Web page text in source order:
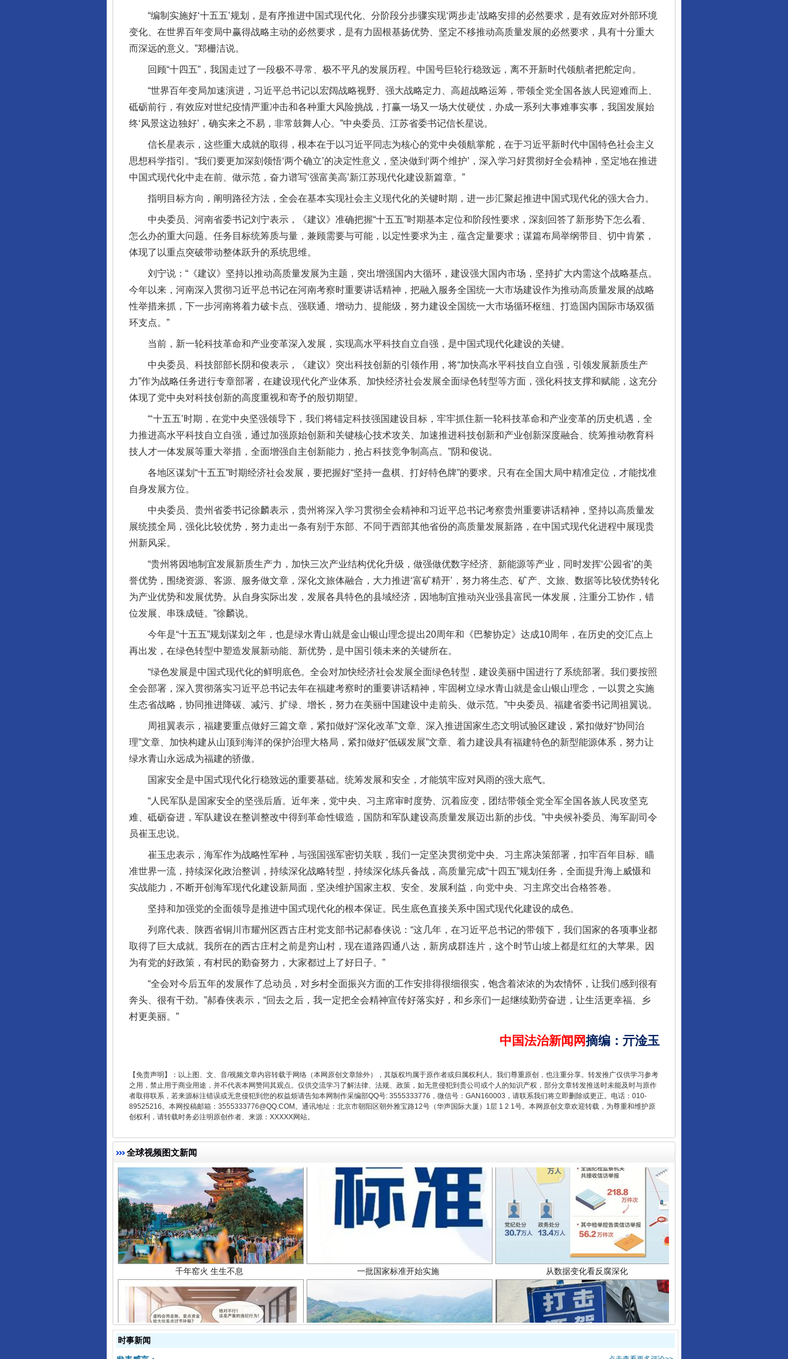
“编制实施好‘十五五’规划，是有序推进中国式现代化、分阶段分步骤实现‘两步走’战略安排的必然要求，是有效应对外部环境
变化、在世界百年变局中赢得战略主动的必然要求，是有力固根基扬优势、坚定不移推动高质量发展的必然要求，具有十分重大
而深远的意义。”郑栅洁说。
回顾“十四五”，我国走过了一段极不寻常、极不平凡的发展历程。中国号巨轮行稳致远，离不开新时代领航者把舵定向。
“世界百年变局加速演进，习近平总书记以宏阔战略视野、强大战略定力、高超战略运筹，带领全党全国各族人民迎难而上、
砥砺前行，有效应对世纪疫情严重冲击和各种重大风险挑战，打赢一场又一场大仗硬仗，办成一系列大事难事实事，我国发展始
终‘风景这边独好’，确实来之不易，非常鼓舞人心。”中央委员、江苏省委书记信长星说。
信长星表示，这些重大成就的取得，根本在于以习近平同志为核心的党中央领航掌舵，在于习近平新时代中国特色社会主义
思想科学指引。“我们要更加深刻领悟‘两个确立’的决定性意义，坚决做到‘两个维护’，深入学习好贯彻好全会精神，坚定地在推进
中国式现代化中走在前、做示范，奋力谱写‘强富美高’新江苏现代化建设新篇章。”
指明目标方向，阐明路径方法，全会在基本实现社会主义现代化的关键时期，进一步汇聚起推进中国式现代化的强大合力。
中央委员、河南省委书记刘宁表示，《建议》准确把握“十五五”时期基本定位和阶段性要求，深刻回答了新形势下怎么看、
怎么办的重大问题。任务目标统筹质与量，兼顾需要与可能，以定性要求为主，蕴含定量要求；谋篇布局举纲带目、切中肯綮，
体现了以重点突破带动整体跃升的系统思维。
刘宁说：“《建议》坚持以推动高质量发展为主题，突出增强国内大循环，建设强大国内市场，坚持扩大内需这个战略基点。
今年以来，河南深入贯彻习近平总书记在河南考察时重要讲话精神，把融入服务全国统一大市场建设作为推动高质量发展的战略
性举措来抓，下一步河南将着力破卡点、强联通、增动力、提能级，努力建设全国统一大市场循环枢纽、打造国内国际市场双循
环支点。”
当前，新一轮科技革命和产业变革深入发展，实现高水平科技自立自强，是中国式现代化建设的关键。
中央委员、科技部部长阴和俊表示，《建议》突出科技创新的引领作用，将“加快高水平科技自立自强，引领发展新质生产
力”作为战略任务进行专章部署，在建设现代化产业体系、加快经济社会发展全面绿色转型等方面，强化科技支撑和赋能，这充分
体现了党中央对科技创新的高度重视和寄予的殷切期望。
“‘十五五’时期，在党中央坚强领导下，我们将锚定科技强国建设目标，牢牢抓住新一轮科技革命和产业变革的历史机遇，全
力推进高水平科技自立自强，通过加强原始创新和关键核心技术攻关、加速推进科技创新和产业创新深度融合、统筹推动教育科
技人才一体发展等重大举措，全面增强自主创新能力，抢占科技竞争制高点。”阴和俊说。
各地区谋划“十五五”时期经济社会发展，要把握好“坚持一盘棋、打好特色牌”的要求。只有在全国大局中精准定位，才能找准
自身发展方位。
中央委员、贵州省委书记徐麟表示，贵州将深入学习贯彻全会精神和习近平总书记考察贵州重要讲话精神，坚持以高质量发
展统揽全局，强化比较优势，努力走出一条有别于东部、不同于西部其他省份的高质量发展新路，在中国式现代化进程中展现贵
州新风采。
“贵州将因地制宜发展新质生产力，加快三次产业结构优化升级，做强做优数字经济、新能源等产业，同时发挥‘公园省’的美
誉优势，围绕资源、客源、服务做文章，深化文旅体融合，大力推进‘富矿精开’，努力将生态、矿产、文旅、数据等比较优势转化
为产业优势和发展优势。从自身实际出发，发展各具特色的县域经济，因地制宜推动兴业强县富民一体发展，注重分工协作，错
位发展、串珠成链。”徐麟说。
今年是“十五五”规划谋划之年，也是绿水青山就是金山银山理念提出20周年和《巴黎协定》达成10周年，在历史的交汇点上
再出发，在绿色转型中塑造发展新动能、新优势，是中国引领未来的关键所在。
“绿色发展是中国式现代化的鲜明底色。全会对加快经济社会发展全面绿色转型，建设美丽中国进行了系统部署。我们要按照
全会部署，深入贯彻落实习近平总书记去年在福建考察时的重要讲话精神，牢固树立绿水青山就是金山银山理念，一以贯之实施
生态省战略，协同推进降碳、减污、扩绿、增长，努力在美丽中国建设中走前头、做示范。”中央委员、福建省委书记周祖翼说。
周祖翼表示，福建要重点做好三篇文章，紧扣做好“深化改革”文章、深入推进国家生态文明试验区建设，紧扣做好“协同治
理”文章、加快构建从山顶到海洋的保护治理大格局，紧扣做好“低碳发展”文章、着力建设具有福建特色的新型能源体系，努力让
绿水青山永远成为福建的骄傲。
国家安全是中国式现代化行稳致远的重要基础。统筹发展和安全，才能筑牢应对风雨的强大底气。
“人民军队是国家安全的坚强后盾。近年来，党中央、习主席审时度势、沉着应变，团结带领全党全军全国各族人民攻坚克
难、砥砺奋进，军队建设在整训整改中得到革命性锻造，国防和军队建设高质量发展迈出新的步伐。”中央候补委员、海军副司令
员崔玉忠说。
崔玉忠表示，海军作为战略性军种，与强国强军密切关联，我们一定坚决贯彻党中央、习主席决策部署，扣牢百年目标、瞄
准世界一流，持续深化政治整训，持续深化战略转型，持续深化练兵备战，高质量完成“十四五”规划任务，全面提升海上威慑和
实战能力，不断开创海军现代化建设新局面，坚决维护国家主权、安全、发展利益，向党中央、习主席交出合格答卷。
坚持和加强党的全面领导是推进中国式现代化的根本保证。民生底色直接关系中国式现代化建设的成色。
列席代表、陕西省铜川市耀州区西古庄村党支部书记郝春侠说：“这几年，在习近平总书记的带领下，我们国家的各项事业都
取得了巨大成就。我所在的西古庄村之前是穷山村，现在道路四通八达，新房成群连片，这个时节山坡上都是红红的大苹果。因
为有党的好政策，有村民的勤奋努力，大家都过上了好日子。”
“全会对今后五年的发展作了总动员，对乡村全面振兴方面的工作安排得很细很实，饱含着浓浓的为农情怀，让我们感到很有
奔头、很有干劲。”郝春侠表示，“回去之后，我一定把全会精神宣传好落实好，和乡亲们一起继续勤劳奋进，让生活更幸福、乡
村更美丽。”
中国法治新闻网摘编 ： 亓淦玉
【免责声明】：以上图、文、音/视频文章内容转载于网络（本网原创文章除外），其版权均属于原作者或归属权利人。我们尊重原创，也注重分享。转发推广仅供学习参考
之用，禁止用于商业用途，并不代表本网赞同其观点。仅供交流学习了解法律、法规、政策，如无意侵犯到贵公司或个人的知识产权，部分文章转发推送时未能及时与原作
者取得联系，若来源标注错误或无意侵犯到您的权益烦请告知本网制作采编部QQ号: 3555333776，微信号：GAN160003，请联系我们将立即删除或更正。电话：010-
89525216。本网投稿邮箱：3555333776@QQ.COM。通讯地址：北京市朝阳区朝外雅宝路12号（华声国际大厦）1层 1 2 1号。本网原创文章欢迎转载，为尊重和维护原
创权利，请转载时务必注明原创作者、来源：XXXXX网站。
全球视频图文新闻
完善运行机制助力责任有效落实 一纸欠条伤亲情 巡回调解促和解.. 行业协会接连发公告
让核能赋能千行百业
千年窑火 生生不息 一批国家标准开始实施 从数据变化看反腐深化
时事新闻